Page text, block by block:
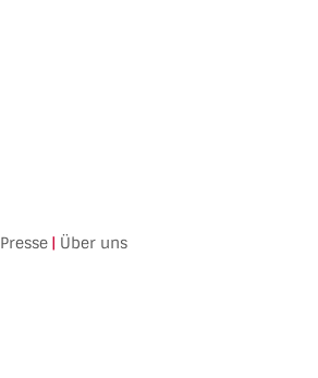
Presse | Über uns